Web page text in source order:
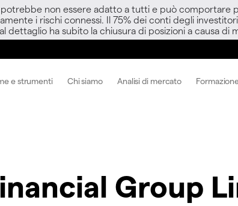
non essere adatto a tutti e può
i rischi connessi. Il 75% dei conti degli
dettaglio ha subito la chiusura di posizioni a causa di
e strumenti Chi siamo Analisi di mercato
Group